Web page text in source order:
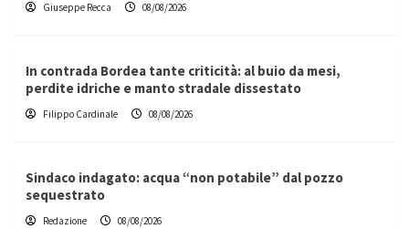
Giuseppe Recca 08/08/2026
In contrada Bordea tante criticità: al buio da mesi,
perdite idriche e manto stradale dissestato
Filippo Cardinale 08/08/2026
Sindaco indagato: acqua “non potabile” dal pozzo
sequestrato
Redazione 08/08/2026